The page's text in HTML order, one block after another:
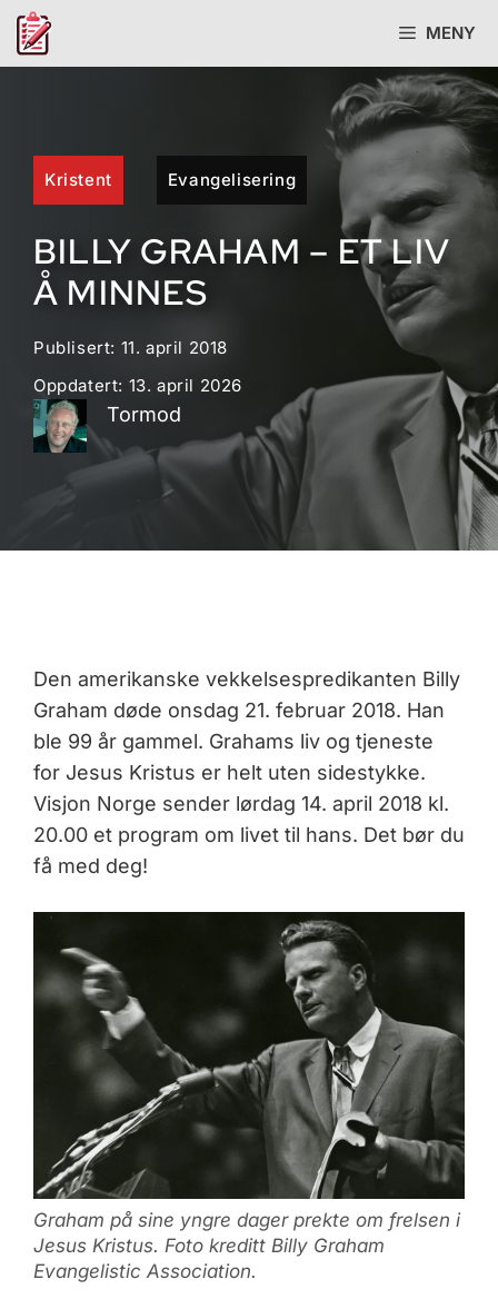
Hopp
MENY
Kristent Evangelisering
BILLY GRAHAM – ET LIV
Å MINNES
Publisert: 11. april 2018
Oppdatert: 13. april 2026
Tormod
Den amerikanske vekkelsespredikanten Billy
Graham døde onsdag 21. februar 2018. Han
ble 99 år gammel. Grahams liv og tjeneste
for Jesus Kristus er helt uten sidestykke.
Visjon Norge sender lørdag 14. april 2018 kl.
20.00 et program om livet til hans. Det bør du
få med deg!
Graham på sine yngre dager prekte om frelsen i
Jesus Kristus. Foto kreditt Billy Graham
Evangelistic Association.